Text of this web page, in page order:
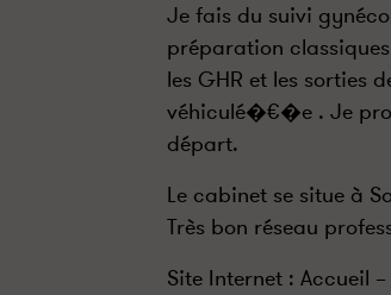
Je fais du suivi
préparation
les GHR et les sorties
véhiculé�€�e . Je
départ.
Le cabinet se situe à
Très bon réseau
Site Internet : Accueil –